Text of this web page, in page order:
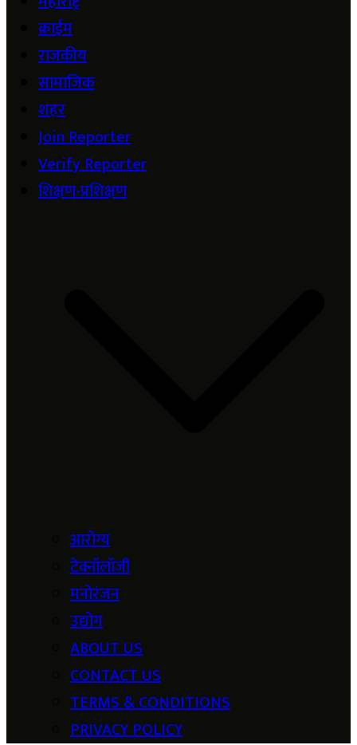
क्राईम
राजकीय
सामाजिक
शहर
Join Reporter
Verify Reporter
शिक्षण-प्रशिक्षण
आरोग्य
टेक्नॉलॉजी
मनोरंजन
उद्योग
ABOUT US
CONTACT US
TERMS & CONDITIONS
PRIVACY POLICY